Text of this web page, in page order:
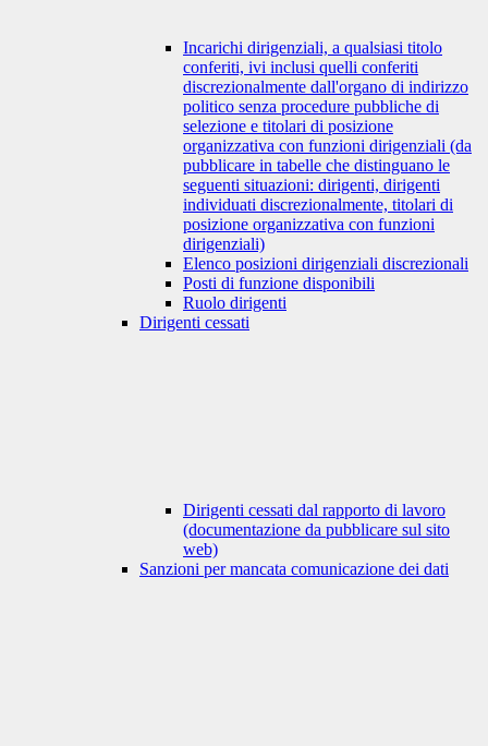
Incarichi dirigenziali, a qualsiasi titolo
conferiti, ivi inclusi quelli conferiti
discrezionalmente dall'organo di indirizzo
politico senza procedure pubbliche di
selezione e titolari di posizione
organizzativa con funzioni dirigenziali (da
pubblicare in tabelle che distinguano le
seguenti situazioni: dirigenti, dirigenti
individuati discrezionalmente, titolari di
posizione organizzativa con funzioni
dirigenziali)
Elenco posizioni dirigenziali discrezionali
Posti di funzione disponibili
Ruolo dirigenti
Dirigenti cessati
Dirigenti cessati dal rapporto di lavoro
(documentazione da pubblicare sul sito
web)
Sanzioni per mancata comunicazione dei dati